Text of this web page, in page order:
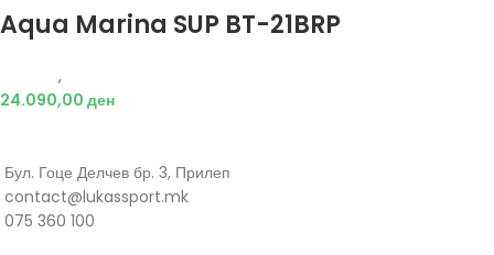
Aqua Marina SUP BT-21BRP
,
24.090,00 ден
Бул. Гоце Делчев бр. 3, Прилеп
contact@lukassport.mk
075 360 100